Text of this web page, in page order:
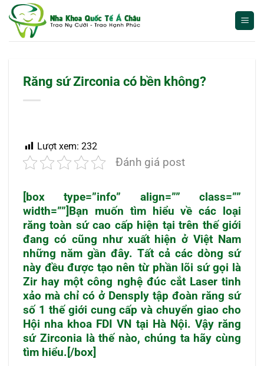
qua
Răng sứ Zirconia có bền không?
Lượt xem: 232
Đánh giá post
[box type=”info” align=”” class=””
width=””]Bạn muốn tìm hiểu về các loại
răng toàn sứ cao cấp hiện tại trên thế giới
đang có cũng như xuất hiện ở Việt Nam
những năm gần đây. Tất cả các dòng sứ
này đều được tạo nên từ phần lõi sứ gọi là
Zir hay một công nghệ đúc cắt Laser tinh
xảo mà chỉ có ở Densply tập đoàn răng sứ
số 1 thế giới cung cấp và chuyển giao cho
Hội nha khoa FDI VN tại Hà Nội. Vậy răng
sứ Zirconialà thế nào, chúng ta hãy cùng
tìm hiểu.[/box]